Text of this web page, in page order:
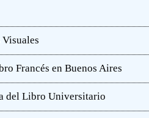
Francés en Buenos Aires
del Libro Universitario